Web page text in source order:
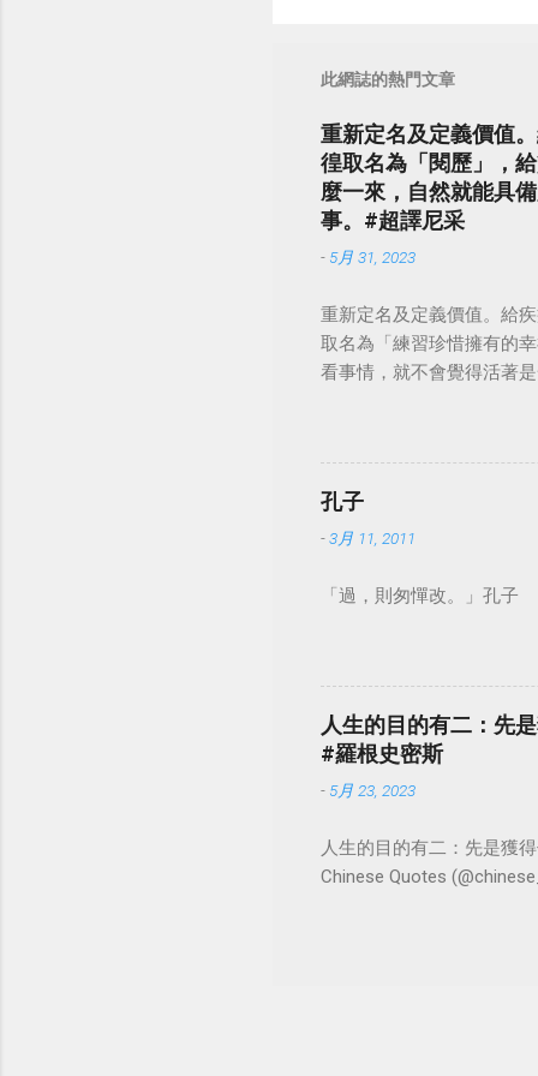
此網誌的熱門文章
重新定名及定義價值
徨取名為「閱歷」，
麼一來，自然就能具
事。#超譯尼采
- 5月 31, 2023
重新定名及定義價值。給
取名為「練習珍惜擁有的
看事情，就不會覺得活著
孔子
-3月 11, 2011
「過，則匆憚改。」孔子
人生的目的有二：先
#羅根史密斯
- 5月 23, 2023
人生的目的有二：先是獲
Chinese Quotes